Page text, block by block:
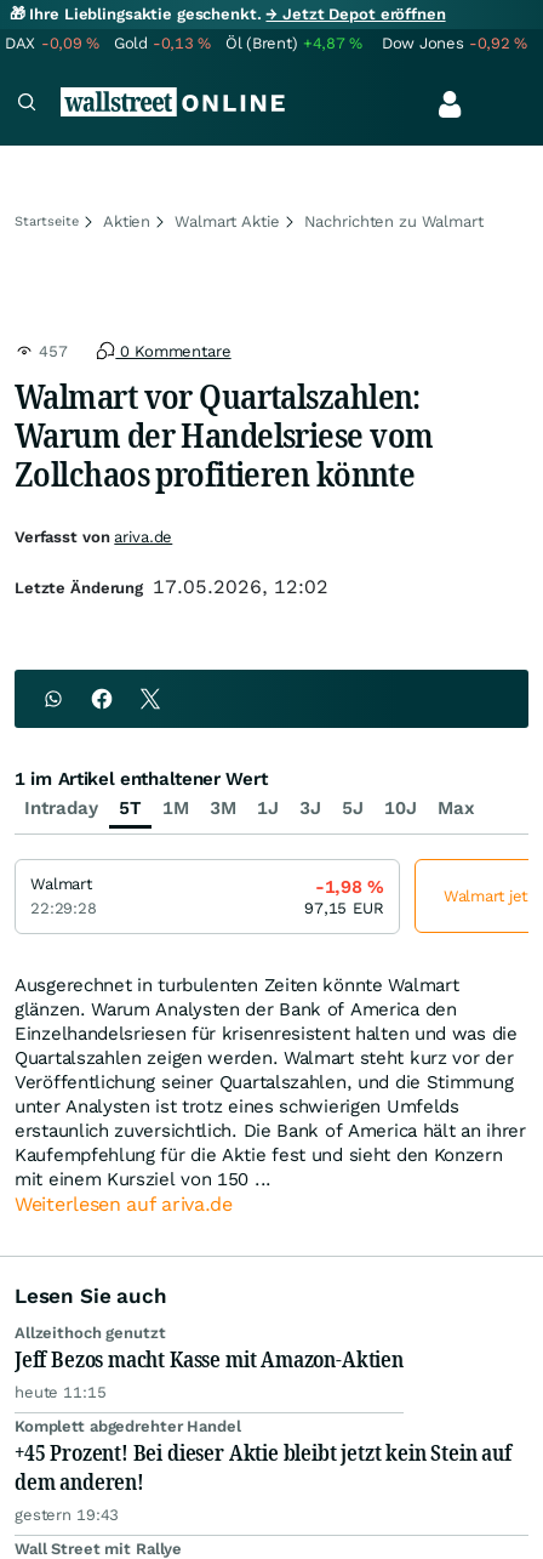
🎁 Ihre Lieblingsaktie geschenkt.→ Jetzt Depot eröffnen
DAX -0,09% Gold -0,13% Öl (Brent) +4,87% Dow Jones -0,92%
Startseite Aktien Walmart Aktie Nachrichten zu Walmart
457 0 Kommentare
Walmart vor Quartalszahlen:
Warum der Handelsriese vom
Zollchaos profitieren könnte
Ausgerechnet in turbulenten Zeiten könnte Walmart
glänzen. Warum Analysten der Bank of America den
Einzelhandelsriesen für krisenresistent halten und was die
Quartalszahlen zeigen werden. Walmart steht kurz vor der
Veröffentlichung seiner Quartalszahlen, und die Stimmung
unter Analysten ist trotz eines schwierigen Umfelds
erstaunlich zuversichtlich. Die Bank of America hält an ihrer
Kaufempfehlung für die Aktie fest und sieht den Konzern
mit einem Kursziel von 150 ...
Weiterlesen auf ariva.de
Lesen Sie auch
Allzeithoch genutzt
Jeff Bezos macht Kasse mit Amazon-Aktien
heute 11:15
Komplett abgedrehter Handel
+45 Prozent! Bei dieser Aktie bleibt jetzt kein Stein auf
dem anderen!
gestern 19:43
Wall Street mit Rallye
Verfasst vonariva.de
Letzte Änderung 17.05.2026, 12:02
Intraday 5T 1M 3M 1J 3J 5J 10J Max
1 im Artikel enthaltener Wert
Walmart
22:29:28
-1,98%
97,15 EUR
Walmart